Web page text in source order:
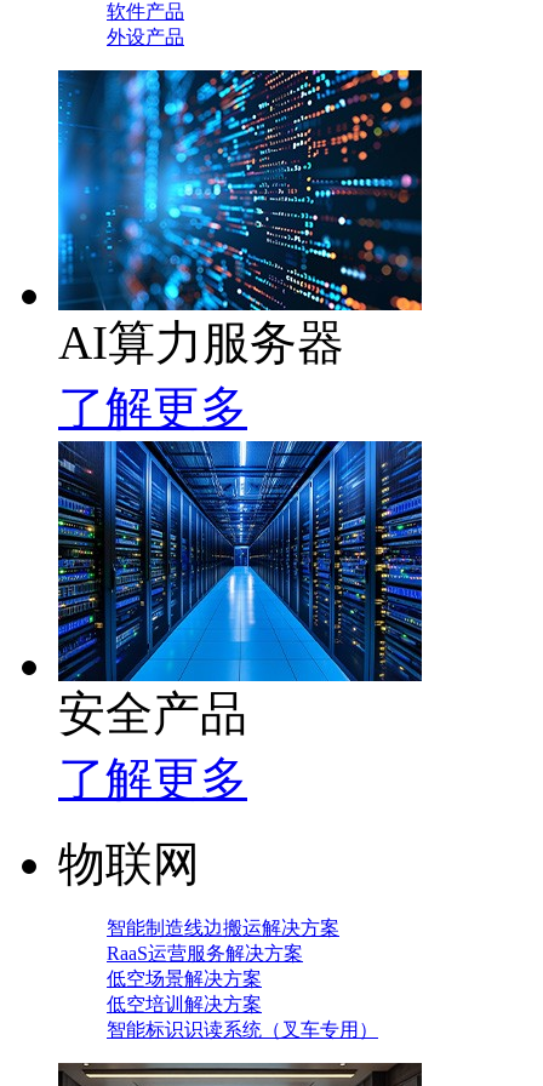
软件产品
外设产品
AI算力服务器
了解更多
安全产品
了解更多
物联网
智能制造线边搬运解决方案
RaaS运营服务解决方案
低空场景解决方案
低空培训解决方案
智能标识识读系统（叉车专用）